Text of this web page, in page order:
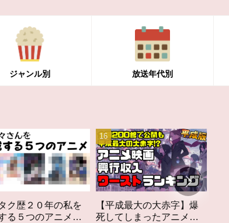
ジャンル別 放送年代別
【平成最大の大赤字】爆
死してしまったアニメ映
作家性の搾りかす「果て
しなきスカーレット」レ